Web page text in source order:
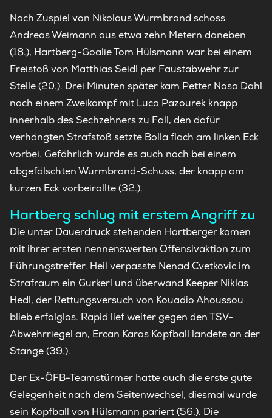
Nach Zuspiel von Nikolaus Wurmbrand schoss
Andreas Weimann aus etwa zehn Metern daneben
(18.), Hartberg-Goalie Tom Hülsmann war bei einem
Freistoß von Matthias Seidl per Faustabwehr zur
Stelle (20.). Drei Minuten später kam Petter Nosa Dahl
nach einem Zweikampf mit Luca Pazourek knapp
innerhalb des Sechzehners zu Fall, den dafür
verhängten Strafstoß setzte Bolla flach am linken Eck
vorbei. Gefährlich wurde es auch noch bei einem
abgefälschten Wurmbrand-Schuss, der knapp am
kurzen Eck vorbeirollte (32.).
Hartberg schlug mit erstem Angriff zu
Die unter Dauerdruck stehenden Hartberger kamen
mit ihrer ersten nennenswerten Offensivaktion zum
Führungstreffer. Heil verpasste Nenad Cvetkovic im
Strafraum ein Gurkerl und überwand Keeper Niklas
Hedl, der Rettungsversuch von Kouadio Ahoussou
blieb erfolglos. Rapid lief weiter gegen den TSV-
Abwehrriegel an, Ercan Karas Kopfball landete an der
Stange (39.).
Der Ex-ÖFB-Teamstürmer hatte auch die erste gute
Gelegenheit nach dem Seitenwechsel, diesmal wurde
sein Kopfball von Hülsmann pariert (56.). Die